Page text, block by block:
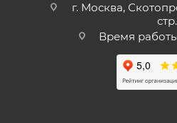
г. Москва,
Время